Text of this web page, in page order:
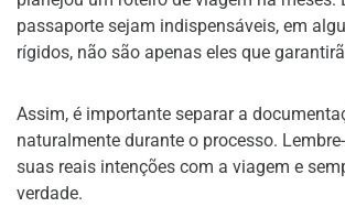
passaporte sejam indispensáveis, em
rígidos, não são apenas eles que
Assim, é importante separar a
naturalmente durante o processo.
suas reais intenções com a viagem e
verdade.